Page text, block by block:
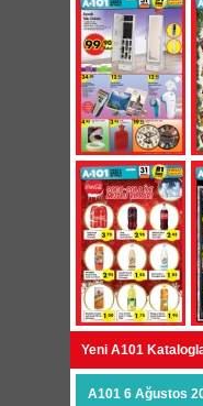
Yeni A101
A101 6 Ağustos